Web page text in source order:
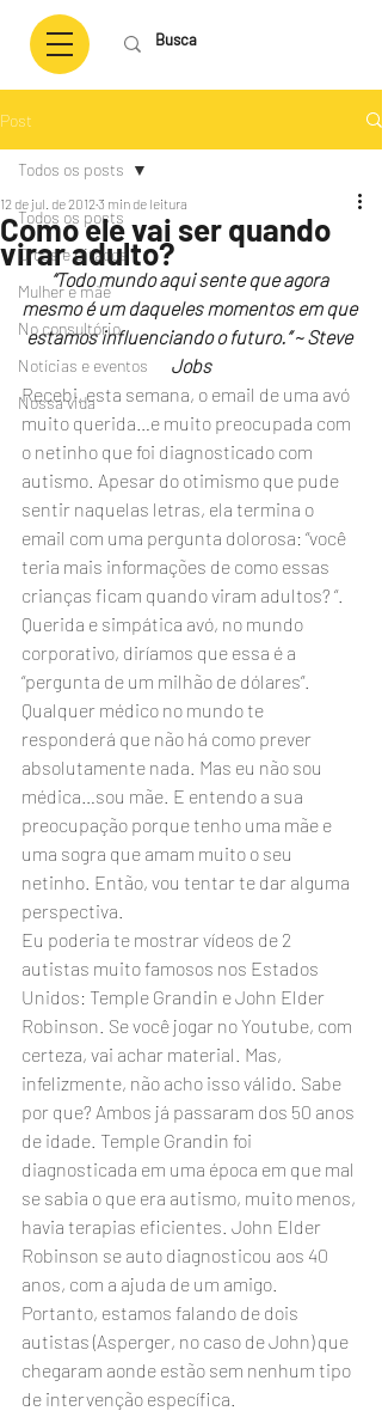
Post
Todos os posts
Dicas e pitacos
Mulher e mãe
No consultório
Notícias e eventos
Nossa vida
Todos os posts
Como ele vai ser quando
virar adulto?
12 de jul. de 2012 3 min de leitura
“Todo mundo aqui sente que agora
mesmo é um daqueles momentos em que
estamos influenciando o futuro.” ~ Steve
Jobs
Recebi, esta semana, o email de uma avó
muito querida…e muito preocupada com
o netinho que foi diagnosticado com
autismo. Apesar do otimismo que pude
sentir naquelas letras, ela termina o
email com uma pergunta dolorosa: “você
teria mais informações de como essas
crianças ficam quando viram adultos? “.
Querida e simpática avó, no mundo
corporativo, diríamos que essa é a
“pergunta de um milhão de dólares”.
Qualquer médico no mundo te
responderá que não há como prever
absolutamente nada. Mas eu não sou
médica…sou mãe. E entendo a sua
preocupação porque tenho uma mãe e
uma sogra que amam muito o seu
netinho. Então, vou tentar te dar alguma
perspectiva.
Eu poderia te mostrar vídeos de 2
autistas muito famosos nos Estados
Unidos: Temple Grandin e John Elder
Robinson. Se você jogar no Youtube, com
certeza, vai achar material. Mas,
infelizmente, não acho isso válido. Sabe
por que? Ambos já passaram dos 50 anos
de idade. Temple Grandin foi
diagnosticada em uma época em que mal
se sabia o que era autismo, muito menos,
havia terapias eficientes. John Elder
Robinson se auto diagnosticou aos 40
anos, com a ajuda de um amigo.
Portanto, estamos falando de dois
autistas (Asperger, no caso de John) que
chegaram aonde estão sem nenhum tipo
de intervenção específica.